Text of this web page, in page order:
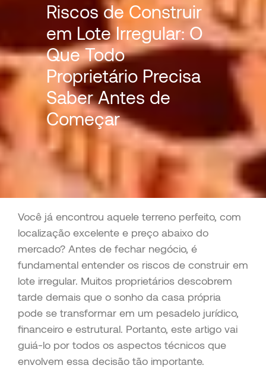
Riscos de Construir
em Lote Irregular: O
Que Todo
Proprietário Precisa
Saber Antes de
Começar
Você já encontrou aquele terreno perfeito, com
localização excelente e preço abaixo do
mercado? Antes de fechar negócio, é
fundamental entender os riscos de construir em
lote irregular. Muitos proprietários descobrem
tarde demais que o sonho da casa própria
pode se transformar em um pesadelo jurídico,
financeiro e estrutural. Portanto, este artigo vai
guiá-lo por todos os aspectos técnicos que
envolvem essa decisão tão importante.